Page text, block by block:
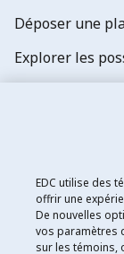
Déposer une
Explorer les
Exportation et
Énoncé de
EDC utilise des
offrir une
De nouvelles
vos paramètres
sur les témoins,